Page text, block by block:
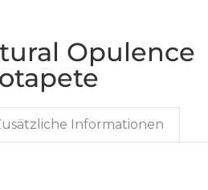
Opulence
Informationen